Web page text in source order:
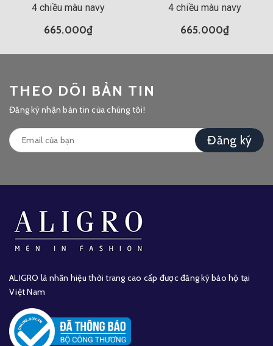
4 chiều màu navy
665.000₫
4 chiều màu navy
665.000₫
THEO DÕI BẢN TIN
Đăng ký nhận bản tin của chúng tôi!
Đăng ký
ALIGRO là nhãn hiệu thời trang cao cấp được đăng ký bảo hộ tại
Việt Nam